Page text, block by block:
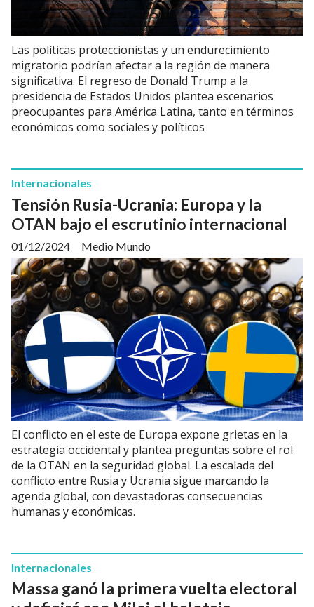
Las políticas proteccionistas y un endurecimiento
migratorio podrían afectar a la región de manera
significativa. El regreso de Donald Trump a la
presidencia de Estados Unidos plantea escenarios
preocupantes para América Latina, tanto en términos
económicos como sociales y políticos
Tensión Rusia-Ucrania: Europa y la
OTAN bajo el escrutinio internacional
Medio Mundo
Internacionales
01/12/2024
El conflicto en el este de Europa expone grietas en la
estrategia occidental y plantea preguntas sobre el rol
de la OTAN en la seguridad global. La escalada del
conflicto entre Rusia y Ucrania sigue marcando la
agenda global, con devastadoras consecuencias
humanas y económicas.
Massa ganó la primera vuelta electoral
Internacionales